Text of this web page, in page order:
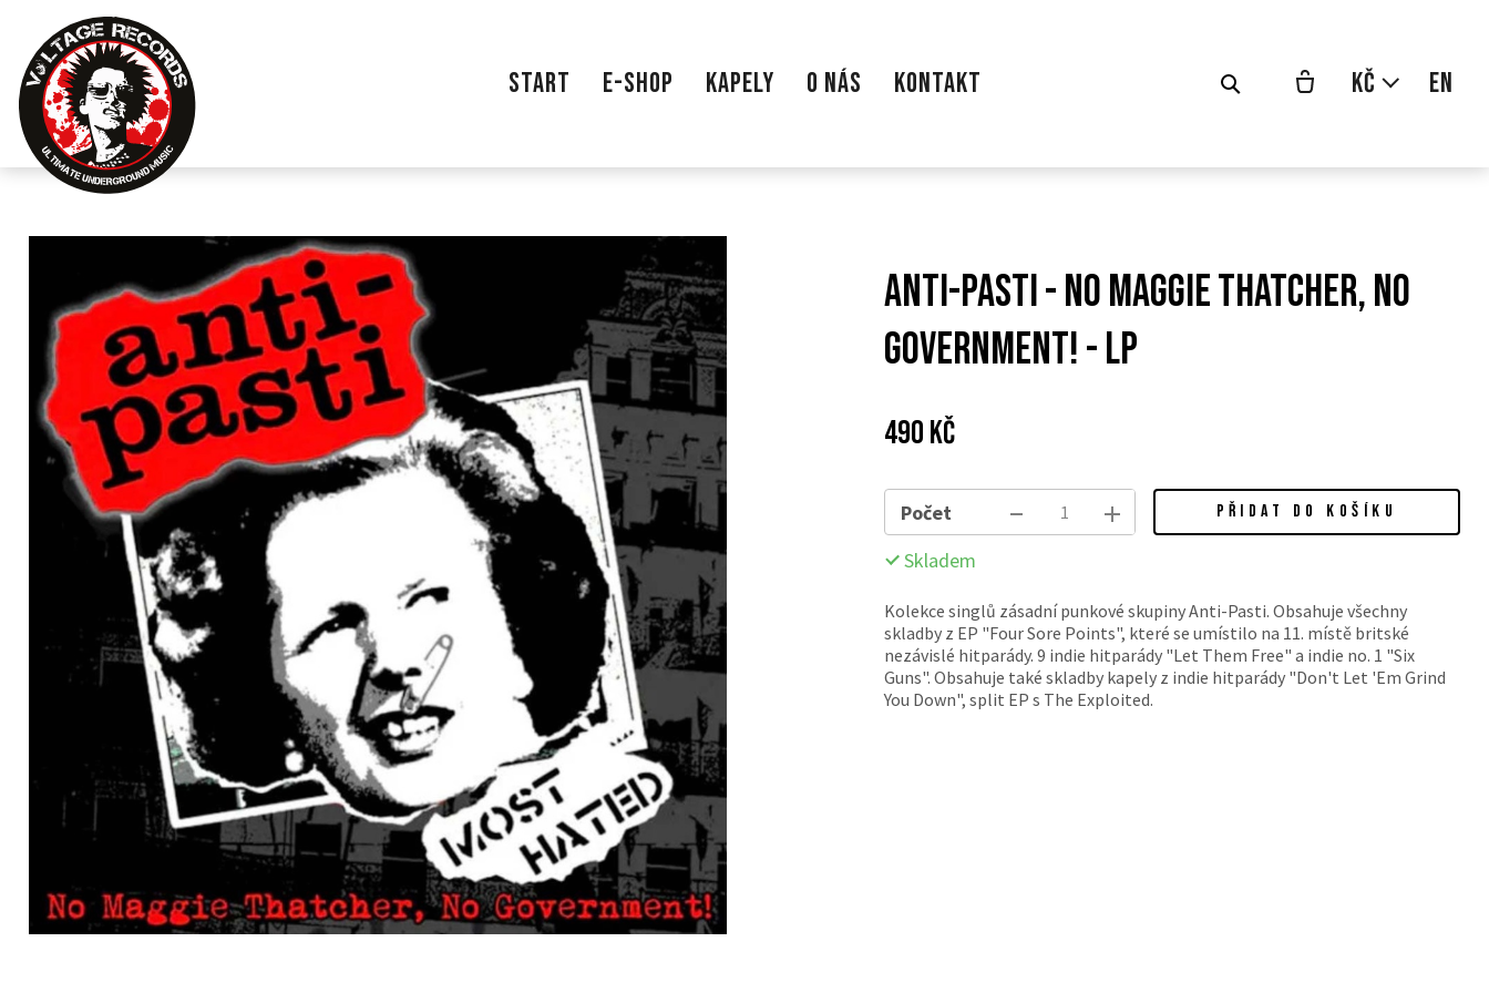
START E-SHOP KAPELY O NÁS KONTAKT Kč cs
en
Anti-pasti - No Maggie Thatcher, No
Government! - LP
Cena:
490 Kč
Počet PŘIDAT DO KOŠÍKU
Skladem
Kolekce singlů zásadní punkové skupiny Anti-Pasti. Obsahuje všechny
skladby z EP "Four Sore Points", které se umístilo na 11. místě britské
nezávislé hitparády. 9 indie hitparády "Let Them Free" a indie no. 1 "Six
Guns". Obsahuje také skladby kapely z indie hitparády "Don't Let 'Em Grind
You Down", split EP s The Exploited.